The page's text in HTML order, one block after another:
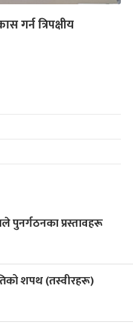
गर्न त्रिपक्षीय
पुनर्गठनका प्रस्तावहरू
शपथ (तस्वीरहरू)